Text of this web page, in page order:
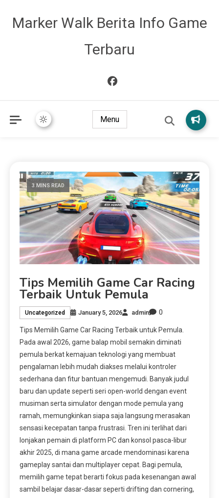
Marker Walk Berita Info Game
Terbaru
Menu
3 MINS READ
Tips Memilih Game Car Racing
Terbaik Untuk Pemula
Uncategorized January 5, 2026 admin 0
Tips Memilih Game Car Racing Terbaik untuk Pemula.
Pada awal 2026, game balap mobil semakin diminati
pemula berkat kemajuan teknologi yang membuat
pengalaman lebih mudah diakses melalui kontroler
sederhana dan fitur bantuan mengemudi. Banyak judul
baru dan update seperti seri open-world dengan event
musiman serta simulator dengan mode pemula yang
ramah, memungkinkan siapa saja langsung merasakan
sensasi kecepatan tanpa frustrasi. Tren ini terlihat dari
lonjakan pemain di platform PC dan konsol pasca-libur
akhir 2025, di mana game arcade mendominasi karena
gameplay santai dan multiplayer cepat. Bagi pemula,
memilih game tepat berarti fokus pada kesenangan awal
sambil belajar dasar-dasar seperti drifting dan cornering,